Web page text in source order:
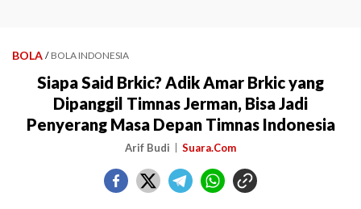
BOLA / BOLA INDONESIA
Siapa Said Brkic? Adik Amar Brkic yang
Dipanggil Timnas Jerman, Bisa Jadi
Penyerang Masa Depan Timnas Indonesia
Arif Budi Suara.Com